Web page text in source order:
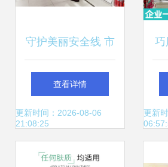
守护美丽安全线 市
食品药品检验所圆
满完成2021年化妆
品零售环节抽检任
查看详情
更新时间：2026-08-06
21:08:25
巧
更新